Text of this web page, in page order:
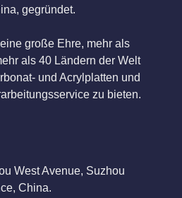
gegründet.
große Ehre, mehr als
als 40 Ländern der Welt
und Acrylplatten und
zu bieten.
West Avenue, Suzhou
China.